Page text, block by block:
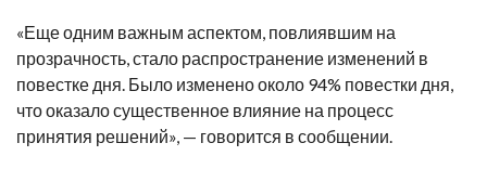
«Еще одним важным аспектом, повлиявшим на
прозрачность, стало распространение изменений в
повестке дня. Было изменено около 94% повестки дня,
что оказало существенное влияние на процесс
принятия решений», — говорится в сообщении.